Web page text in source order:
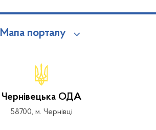
Мапа порталу
Чернівецька ОДА
58700, м. Чернівці